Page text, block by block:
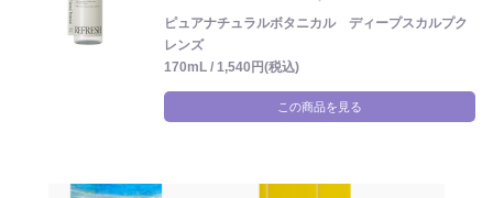
ピュアナチュラルボタニカル ディープスカルプク
レンズ
170mL / 1,540円(税込)
この商品を見る